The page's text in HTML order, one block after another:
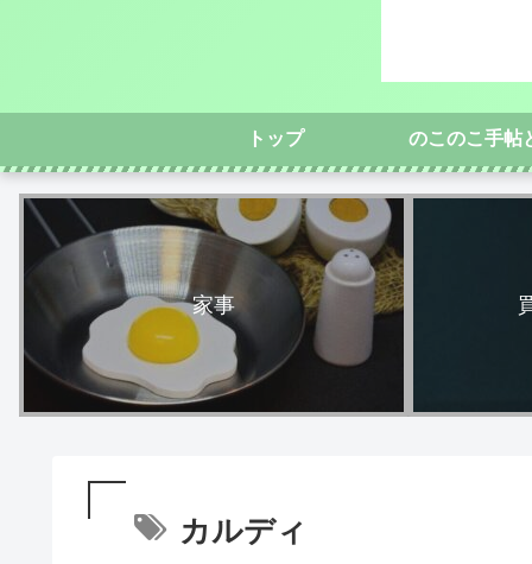
トップ のこのこ手帖
家事
カルディ